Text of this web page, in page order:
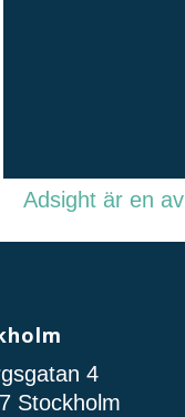
Adsight är en
4
Stockholm